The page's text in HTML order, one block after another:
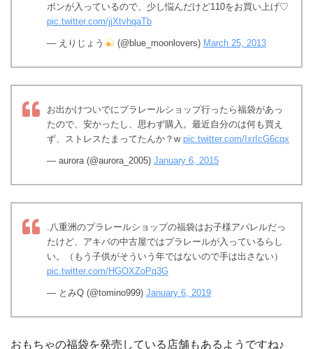
ボンが入っているので、少し悩んだけど110をお買い上げ♡
pic.twitter.com/jjXtvhqaTb
— えりじょう (@blue_moonlovers) March 25, 2013
お出かけついでにプラレールショップ行ったら福袋があっ
たので、安かったし、思わず購入。最近自分のは何も買え
ず、ストレスたまってたんか？w pic.twitter.com/IxrIcG6cqx
— aurora (@aurora_2005) January 6, 2015
.八重洲のプラレールショップの福袋はお子様アパレルだっ
たけど、アキバの中古屋ではプラレールが入っているらし
い。（もう子供がそういう年ではないので手は出さない）
pic.twitter.com/HGOXZoPq3G
— とみQ (@tomino999) January 6, 2019
おもちゃの福袋を発売している店舗もあるようですね♪